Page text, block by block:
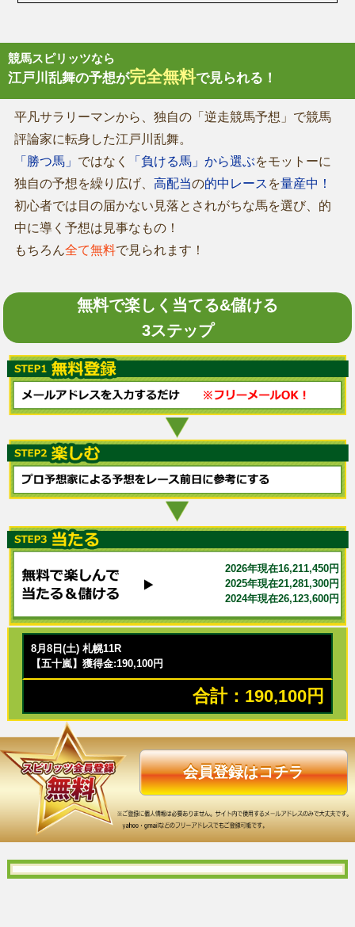
競馬スピリッツなら
江戸川乱舞の予想が完全無料で見られる！
平凡サラリーマンから、独自の「逆走競馬予想」で競馬
評論家に転身した江戸川乱舞。
「勝つ馬」 ではなく 「負ける馬」から選ぶをモットーに
独自の予想を繰り広げ、 高配当の的中レース を量産中！
初心者では目の届かない見落とされがちな馬を選び、的
中に導く予想は見事なもの！
もちろん全て無料で見られます！
無料で楽しく当てる&儲ける
3ステップ
2026年現在16,211,450円
2025年現在21,281,300円
2024年現在26,123,600円
8月8日(土) 札幌11R
【五十嵐】獲得金:190,100円
合計：190,100円
会員登録はコチラ